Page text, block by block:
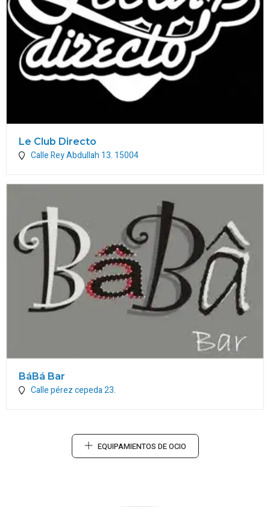
Le Club Directo
Calle Rey Abdullah 13. 15004
BáBá Bar
Calle pérez cepeda 23.
EQUIPAMIENTOS DE OCIO